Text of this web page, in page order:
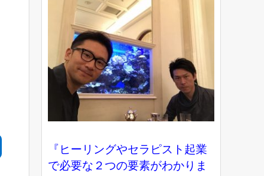
『ヒーリングやセラピスト起業
で必要な２つの要素がわかりま